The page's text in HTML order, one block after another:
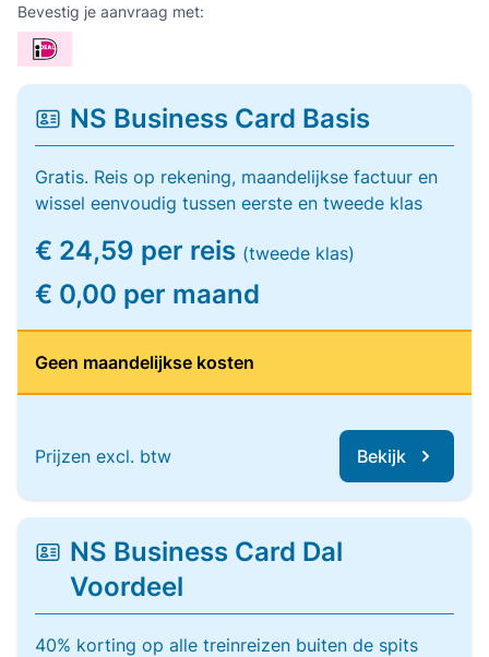
Bevestig je aanvraag met:
NS Business Card Basis
Gratis. Reis op rekening, maandelijkse factuur en
wissel eenvoudig tussen eerste en tweede klas
€ 24,59 per reis (tweede klas)
€ 0,00 per maand
Geen maandelijkse kosten
Prijzen excl. btw Bekijk
NS Business Card Dal
Voordeel
40% korting op alle treinreizen buiten de spits